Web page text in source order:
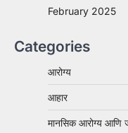
February 2025
Categories
आरोग्य
आहार
मानसिक आरोग्य आणि